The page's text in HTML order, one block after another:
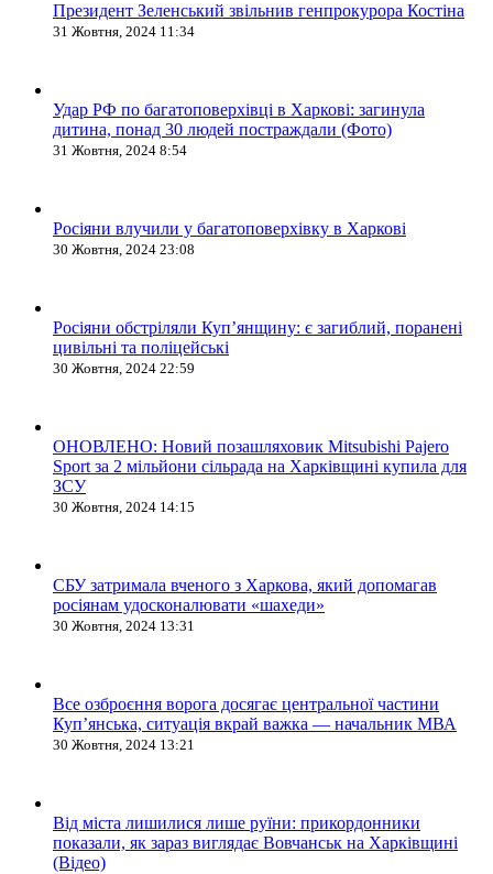
Президент Зеленський звільнив генпрокурора Костіна
31 Жовтня, 2024 11:34
Удар РФ по багатоповерхівці в Харкові: загинула
дитина, понад 30 людей постраждали (Фото)
31 Жовтня, 2024 8:54
Росіяни влучили у багатоповерхівку в Харкові
30 Жовтня, 2024 23:08
Росіяни обстріляли Купʼянщину: є загиблий, поранені
цивільні та поліцейські
30 Жовтня, 2024 22:59
ОНОВЛЕНО: Новий позашляховик Mitsubishi Pajero
Sport за 2 мільйони сільрада на Харківщині купила для
ЗСУ
30 Жовтня, 2024 14:15
СБУ затримала вченого з Харкова, який допомагав
росіянам удосконалювати «шахеди»
30 Жовтня, 2024 13:31
Все озброєння ворога досягає центральної частини
Куп’янська, ситуація вкрай важка — начальник МВА
30 Жовтня, 2024 13:21
Від міста лишилися лише руїни: прикордонники
показали, як зараз виглядає Вовчанськ на Харківщині
(Відео)